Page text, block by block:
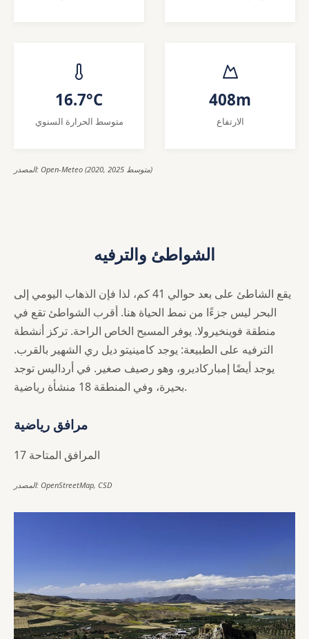
16.7°C
متوسط الحرارة السنوي
408m
الارتفاع
المصدر: Open-Meteo (2020, 2025 متوسط)
الشواطئ والترفيه
يقع الشاطئ على بعد حوالي 41 كم، لذا فإن الذهاب اليومي إلى
البحر ليس جزءًا من نمط الحياة هنا. أقرب الشواطئ تقع في
منطقة فوينخيرولا. يوفر المسبح الخاص الراحة. تركز أنشطة
الترفيه على الطبيعة: يوجد كامينيتو ديل ري الشهير بالقرب.
يوجد أيضًا إمباركاديرو، وهو رصيف صغير. في أرداليس توجد
بحيرة، وفي المنطقة 18 منشأة رياضية.
مرافق رياضية
17 المرافق المتاحة
المصدر: OpenStreetMap, CSD